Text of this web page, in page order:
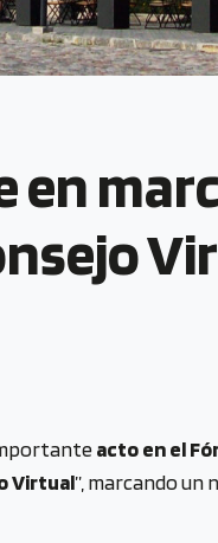
acto en el
Virtual”, marcando un